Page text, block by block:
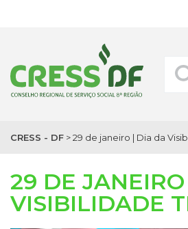
CRESS - DF >29 de janeiro | Dia da
29 DE
VISIBILIDADE